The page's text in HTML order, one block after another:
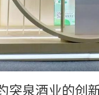
突泉酒业的创